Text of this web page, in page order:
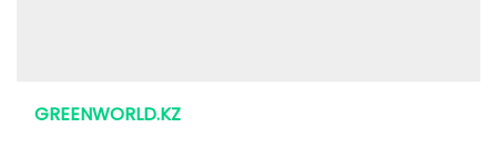
GREENWORLD.KZ